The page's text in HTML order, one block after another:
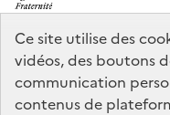
Ce site utilise des
vidéos, des boutons
communication
contenus de
legifrance.gouv.fr
service-public.gouv.fr